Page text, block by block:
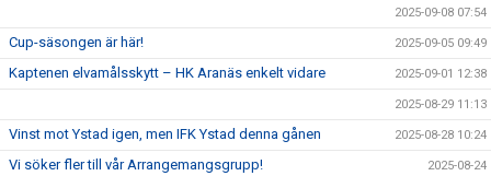
2025-09-08 07:54
Cup-säsongen är här! 2025-09-05 09:49
Kaptenen elvamålsskytt – HK Aranäs enkelt vidare 2025-09-01 12:38
2025-08-29 11:13
Vinst mot Ystad igen, men IFK Ystad denna gånen 2025-08-28 10:24
Vi söker fler till vår Arrangemangsgrupp! 2025-08-24